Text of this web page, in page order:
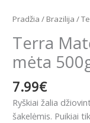
Pradžia / Brazilija /
Terra
mėta
7.99€
Ryškiai žalia
šakelėmis. Puikiai